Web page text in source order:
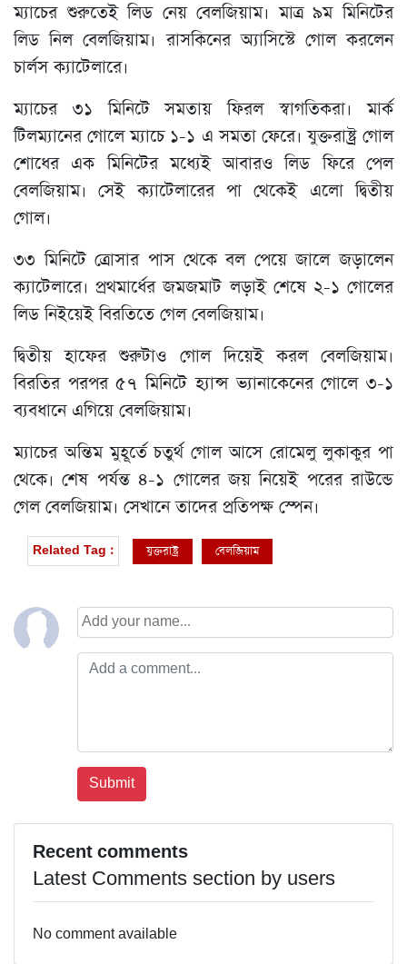
ম্যাচের শুরুতেই লিড নেয় বেলজিয়াম। মাত্র ৯ম মিনিটের
লিড নিল বেলজিয়াম। রাসকিনের অ্যাসিস্টে গোল করলেন
চার্লস ক্যাটেলারে।
ম্যাচের ৩১ মিনিটে সমতায় ফিরল স্বাগতিকরা। মার্ক
টিলম্যানের গোলে ম্যাচে ১-১ এ সমতা ফেরে। যুক্তরাষ্ট্র গোল
শোধের এক মিনিটের মধ্যেই আবারও লিড ফিরে পেল
বেলজিয়াম। সেই ক্যাটেলারের পা থেকেই এলো দ্বিতীয়
গোল।
৩৩ মিনিটে ত্রোসার পাস থেকে বল পেয়ে জালে জড়ালেন
ক্যাটেলারে। প্রথমার্ধের জমজমাট লড়াই শেষে ২-১ গোলের
লিড নিইয়েই বিরতিতে গেল বেলজিয়াম।
দ্বিতীয় হাফের শুরুটাও গোল দিয়েই করল বেলজিয়াম।
বিরতির পরপর ৫৭ মিনিটে হ্যান্স ভ্যানাকেনের গোলে ৩-১
ব্যবধানে এগিয়ে বেলজিয়াম।
ম্যাচের অন্তিম মুহূর্তে চতুর্থ গোল আসে রোমেলু লুকাকুর পা
থেকে। শেষ পর্যন্ত ৪-১ গোলের জয় নিয়েই পরের রাউন্ডে
গেল বেলজিয়াম। সেখানে তাদের প্রতিপক্ষ স্পেন।
Related Tag : যুক্তরাষ্ট্র বেলজিয়াম
Recent comments
Latest Comments section by users
No comment available